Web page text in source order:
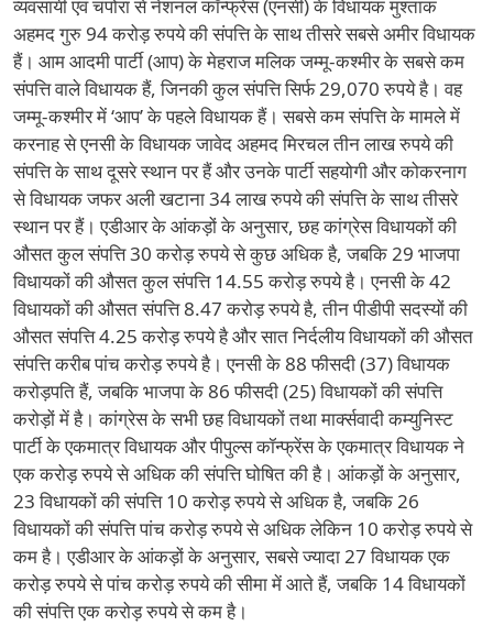
व्यवसायी एवं चंपोरा से नेशनल कॉन्फ्रेंस (एनसी) के विधायक मुश्ताक
अहमद गुरु 94 करोड़ रुपये की संपत्ति के साथ तीसरे सबसे अमीर विधायक
हैं। आम आदमी पार्टी (आप) के मेहराज मलिक जम्मू-कश्मीर के सबसे कम
संपत्ति वाले विधायक हैं, जिनकी कुल संपत्ति सिर्फ 29,070 रुपये है। वह
जम्मू-कश्मीर में ‘आप’ के पहले विधायक हैं। सबसे कम संपत्ति के मामले में
करनाह से एनसी के विधायक जावेद अहमद मिरचल तीन लाख रुपये की
संपत्ति के साथ दूसरे स्थान पर हैं और उनके पार्टी सहयोगी और कोकरनाग
से विधायक जफर अली खटाना 34 लाख रुपये की संपत्ति के साथ तीसरे
स्थान पर हैं। एडीआर के आंकड़ों के अनुसार, छह कांग्रेस विधायकों की
औसत कुल संपत्ति 30 करोड़ रुपये से कुछ अधिक है, जबकि 29 भाजपा
विधायकों की औसत कुल संपत्ति 14.55 करोड़ रुपये है। एनसी के 42
विधायकों की औसत संपत्ति 8.47 करोड़ रुपये है, तीन पीडीपी सदस्यों की
औसत संपत्ति 4.25 करोड़ रुपये है और सात निर्दलीय विधायकों की औसत
संपत्ति करीब पांच करोड़ रुपये है। एनसी के 88 फीसदी (37) विधायक
करोड़पति हैं, जबकि भाजपा के 86 फीसदी (25) विधायकों की संपत्ति
करोड़ों में है। कांग्रेस के सभी छह विधायकों तथा मार्क्सवादी कम्युनिस्ट
पार्टी के एकमात्र विधायक और पीपुल्स कॉन्फ्रेंस के एकमात्र विधायक ने
एक करोड़ रुपये से अधिक की संपत्ति घोषित की है। आंकड़ों के अनुसार,
23 विधायकों की संपत्ति 10 करोड़ रुपये से अधिक है, जबकि 26
विधायकों की संपत्ति पांच करोड़ रुपये से अधिक लेकिन 10 करोड़ रुपये से
कम है। एडीआर के आंकड़ों के अनुसार, सबसे ज्यादा 27 विधायक एक
करोड़ रुपये से पांच करोड़ रुपये की सीमा में आते हैं, जबकि 14 विधायकों
की संपत्ति एक करोड़ रुपये से कम है।